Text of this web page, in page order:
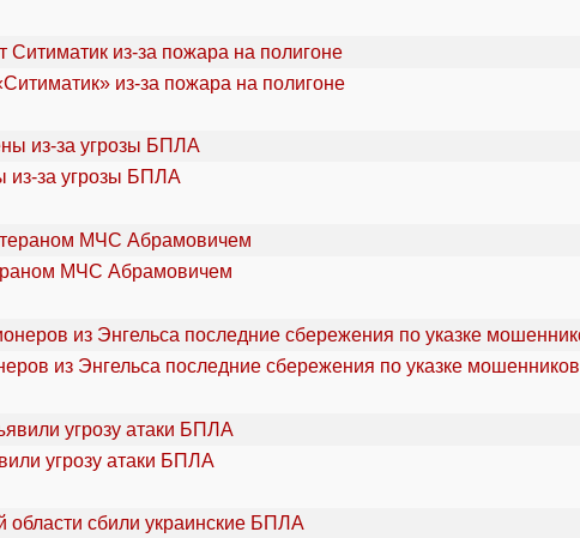
из-за пожара на полигоне
из-за угрозы БПЛА
МЧС Абрамовичем
из Энгельса последние сбережения по указке мошенников
угрозу атаки БПЛА